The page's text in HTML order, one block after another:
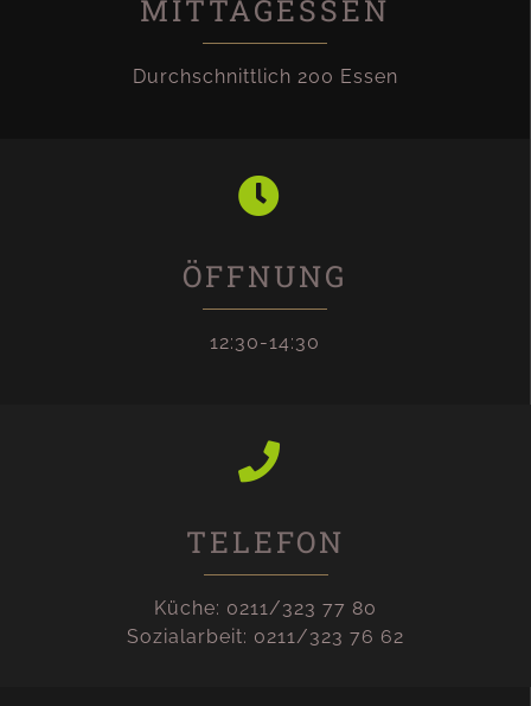
MITTAGESSEN
Durchschnittlich 200 Essen
ÖFFNUNG
12:30-14:30
TELEFON
Küche: 0211/323 77 80
Sozialarbeit: 0211/323 76 62